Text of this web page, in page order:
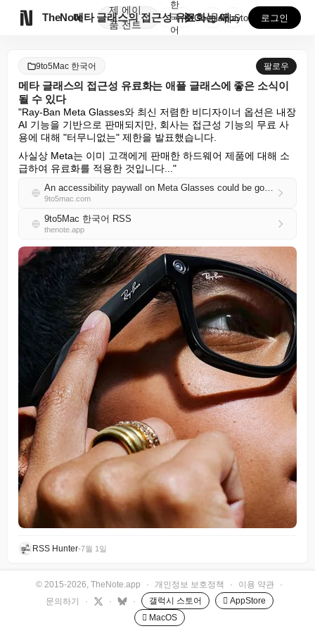
TheNote
제
품
에이
전트
메타 글래스의 접근성 유료화는 애플 글래스에 좋은 소식...
한
국
어
GooglePlay
AppStore 로그인
9to5Mac 한국어 팔로우
메타 글래스의 접근성 유료화는 애플 글래스에 좋은 소식이
될 수 있다
"Ray-Ban Meta Glasses와 최신 저렴한 비디자이너 옵션은 내장
AI 기능을 기반으로 판매되지만, 회사는 접근성 기능의 무료 사
용에 대해 "터무니없는" 제한을 발표했습니다.
사실상 Meta는 이미 고객에게 판매한 하드웨어 제품에 대해 소
급하여 유료화를 적용한 것입니다..."
An accessibility paywall on Meta Glasses could be good news for Apple Glasses
9to5mac.com
9to5Mac 한국어 RSS
thenote.app
RSS Hunter•7월 1일
© 2015-2026, TheNote.app · 개인정보 보호정책 · 이용 약관
·
문의하기
· · · 갤럭시 스토어
 AppStore
 MacOS